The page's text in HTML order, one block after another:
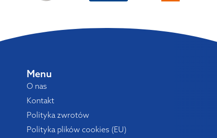
Menu
O nas
Kontakt
Polityka zwrotów
Polityka plików cookies (EU)